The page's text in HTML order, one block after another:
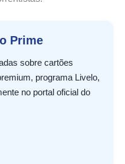
Prime
sobre cartões
programa Livelo,
no portal oficial do